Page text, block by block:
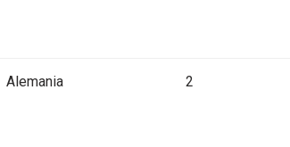
Alemania 2